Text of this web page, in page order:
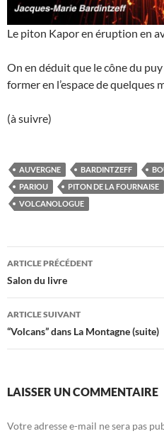
Le piton Kapor en éruption en
On en déduit que le cône du
former en l’espace de quelques
(à suivre)
AUVERGNE BARDINTZEFF
PARIOU
PITON DE LA FOURNAISE
VOLCANOLOGUE
Navigation
des
articles
ARTICLE PRÉCÉDENT
Salon du livre
ARTICLE SUIVANT
“Volcans” dans La Montagne (suite)
LAISSER UN COMMENTAIRE
Votre adresse e-mail ne sera pas